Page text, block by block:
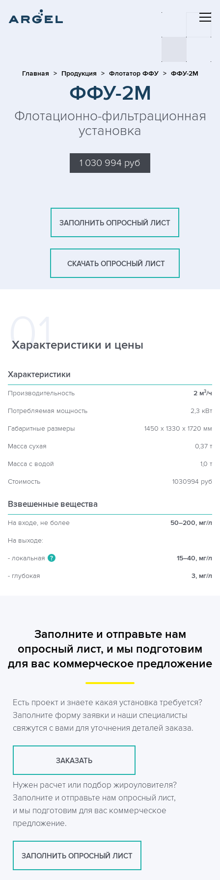
Главная Продукция Флотатор ФФУ ФФУ-2М
ФФУ-2М
Флотационно-фильтрационная
установка
1 030 994 руб
ЗАПОЛНИТЬ ОПРОСНЫЙ ЛИСТ
СКАЧАТЬ ОПРОСНЫЙ ЛИСТ
Характеристики и цены
Характеристики
Производительность 2 м3/ч
Потребляемая мощность 2,3 кВт
Габаритные размеры 1450 х 1330 х 1720 мм
Масса сухая 0,37 т
Масса с водой 1,0 т
Стоимость 1030994 руб
Взвешенные вещества
На входе, не более 50–200, мг/л
На выходе:
- локальная ? 15–40, мг/л
- глубокая 3, мг/л
Заполните и отправьте нам
опросный лист, и мы подготовим
для вас коммерческое предложение
Есть проект и знаете какая установка требуется?
Заполните форму заявки и наши специалисты
свяжутся с вами для уточнения деталей заказа.
ЗАКАЗАТЬ
Нужен расчет или подбор жироуловителя?
Заполните и отправьте нам опросный лист,
и мы подготовим для вас коммерческое
предложение.
ЗАПОЛНИТЬ ОПРОСНЫЙ ЛИСТ